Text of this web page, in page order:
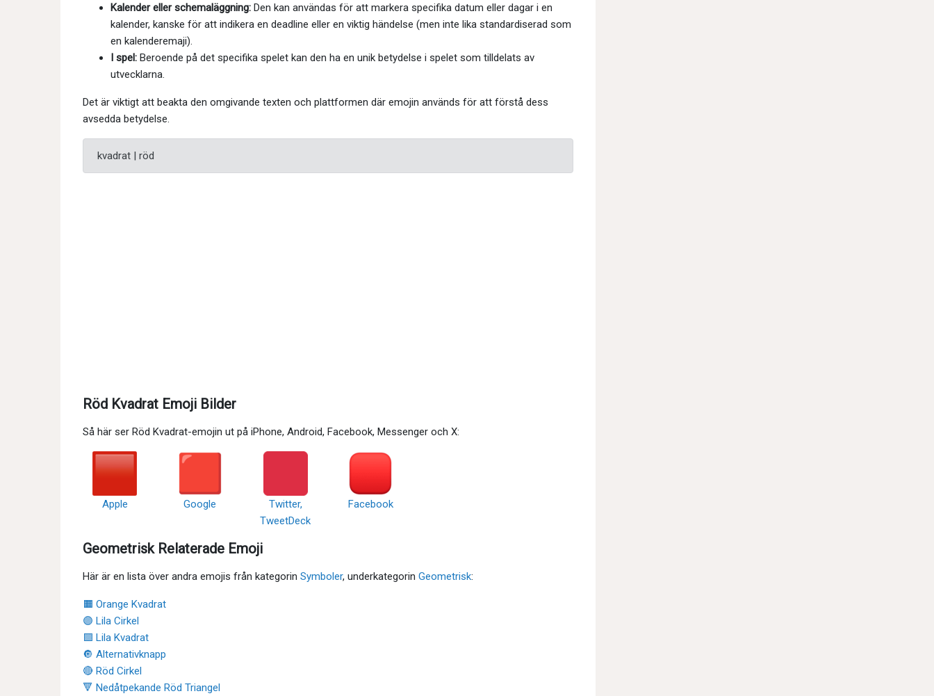
Kalender eller schemaläggning: Den kan användas för att markera specifika datum eller dagar i en
kalender, kanske för att indikera en deadline eller en viktig händelse (men inte lika standardiserad som
en kalenderemaji).
I spel: Beroende på det specifika spelet kan den ha en unik betydelse i spelet som tilldelats av
utvecklarna.
Det är viktigt att beakta den omgivande texten och plattformen där emojin används för att förstå dess
avsedda betydelse.
kvadrat | röd
Röd Kvadrat Emoji Bilder
Så här ser Röd Kvadrat-emojin ut på iPhone, Android, Facebook, Messenger och X:
Apple Google
Twitter,
TweetDeck
Facebook
Geometrisk Relaterade Emoji
Här är en lista över andra emojis från kategorin Symboler, underkategorin Geometrisk:
🟧 Orange Kvadrat
🟣 Lila Cirkel
🟪 Lila Kvadrat
🔘 Alternativknapp
🔴 Röd Cirkel
🔻 Nedåtpekande Röd Triangel